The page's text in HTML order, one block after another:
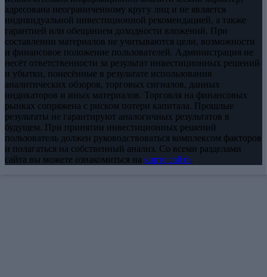
адресована неограниченному кругу лиц и не является
индивидуальной инвестиционной рекомендацией, а также
гарантией или обещанием доходности вложений. При
составлении материалов не учитываются цели, возможности
и финансовое положение пользователей. Администрация не
несёт ответственности за результат инвестиционных решений
и убытки, понесённые в результате использования
аналитических обзоров, торговых сигналов, данных
индикаторов и иных материалов. Торговля на финансовых
рынках сопряжена с риском потери капитала. Прошлые
результаты не гарантируют аналогичных результатов в
будущем. При принятии инвестиционных решений
пользователь должен руководствоваться комплексом факторов
и полагаться на собственный анализ. Со всеми разделами
сайта вы можете ознакомиться на карте сайта.